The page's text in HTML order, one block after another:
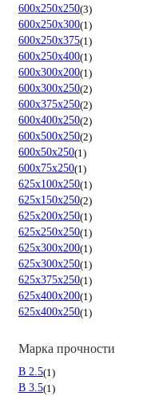
600х250х250 3
600х250х300 1
600х250х375 1
600х250х400 1
600х300х200 1
600х300х250 2
600х375х250 2
600х400х250 2
600х500х250 2
600х50х250 1
600х75х250 1
625х100х250 1
625х150х250 2
625х200х250 1
625х250х250 1
625х300х200 1
625х300х250 1
625х375х250 1
625х400х200 1
625х400х250 1
Марка прочности
B 2.5 1
B 3.5 1